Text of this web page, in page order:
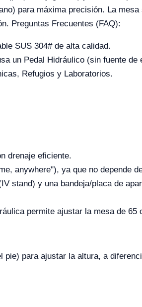
para máxima precisión. La
Preguntas Frecuentes (FAQ):
SUS 304# de alta calidad.
un Pedal Hidráulico (sin fuente de
Refugios y Laboratorios.
drenaje eficiente.
anywhere"), ya que no depende
stand) y una bandeja/placa de
permite ajustar la mesa de 65
para ajustar la altura, a